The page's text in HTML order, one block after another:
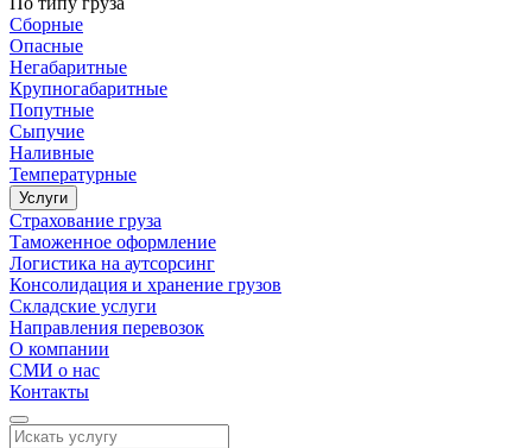
Сборные
Опасные
Негабаритные
Крупногабаритные
Попутные
Сыпучие
Наливные
Температурные
Услуги
Страхование груза
Таможенное оформление
Логистика на аутсорсинг
Консолидация и хранение грузов
Складские услуги
Направления перевозок
О компании
СМИ о нас
Контакты